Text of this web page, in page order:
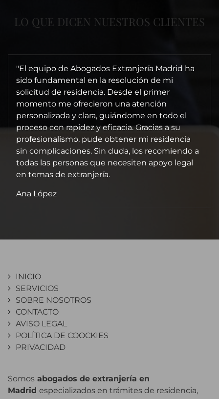
LO QUE DICEN NUESTROS CLIENTES
"El equipo de Abogados Extranjería Madrid ha
sido fundamental en la resolución de mi
solicitud de residencia. Desde el primer
momento me ofrecieron una atención
personalizada y clara, guiándome en todo el
proceso con rapidez y eficacia. Gracias a su
profesionalismo, pude obtener mi residencia
sin complicaciones. Sin duda, los recomiendo a
todas las personas que necesiten apoyo legal
en temas de extranjería.
Ana López
INICIO
SERVICIOS
SOBRE NOSOTROS
CONTACTO
AVISO LEGAL
POLÍTICA DE COOCKIES
PRIVACIDAD
Somos abogados de extranjería en
Madrid especializados en trámites de residencia,